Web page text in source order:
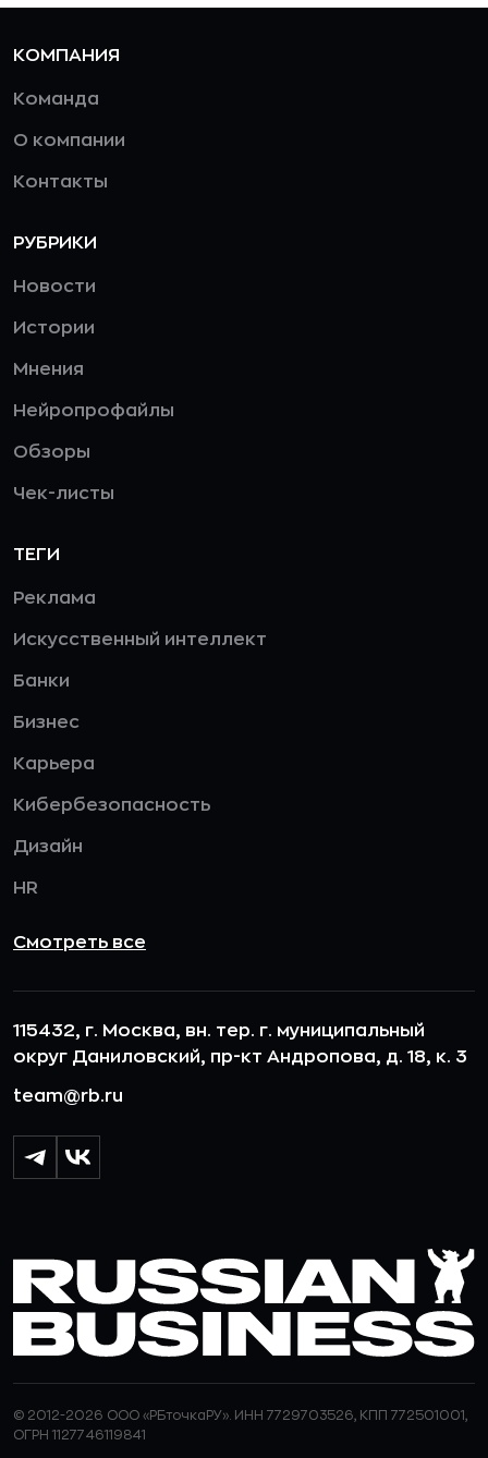
КОМПАНИЯ
Команда
О компании
Контакты
РУБРИКИ
Новости
Истории
Мнения
Нейропрофайлы
Обзоры
Чек-листы
ТЕГИ
Реклама
Искусственный интеллект
Банки
Бизнес
Карьера
Кибербезопасность
Дизайн
HR
Смотреть все
115432, г. Москва, вн. тер. г. муниципальный
округ Даниловский, пр-кт Андропова, д. 18, к. 3
team@rb.ru
© 2012-2026 ООО «РБточкаРУ». ИНН 7729703526, КПП 772501001,
ОГРН 1127746119841